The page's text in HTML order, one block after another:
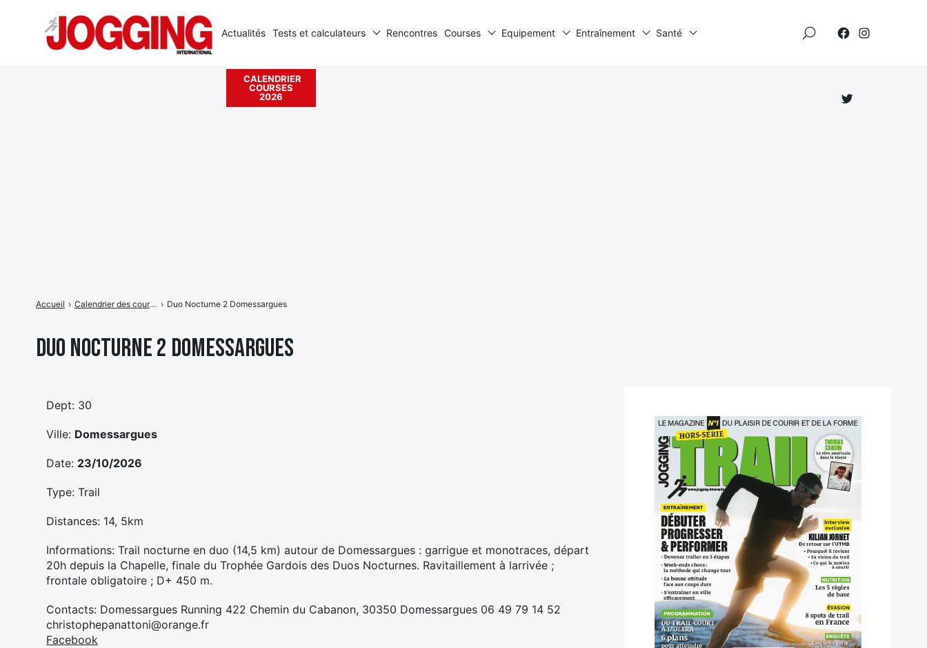
Duo Nocturne 2 Domessargues
Accueil › Calendrier des courses › Duo Nocturne 2 Domessargues
Dept: 30
Ville: Domessargues
Date: 23/10/2026
Type: Trail
Distances: 14, 5km
Informations: Trail nocturne en duo (14,5 km) autour de Domessargues : garrigue et monotraces, départ
20h depuis la Chapelle, finale du Trophée Gardois des Duos Nocturnes. Ravitaillement à larrivée ;
frontale obligatoire ; D+ 450 m.
Contacts: Domessargues Running 422 Chemin du Cabanon, 30350 Domessargues 06 49 79 14 52
christophepanattoni@orange.fr
Facebook
Actualités Tests et calculateurs Rencontres Courses Equipement Entraînement Santé
CALENDRIER
COURSES
2026
Élément
Rechercher